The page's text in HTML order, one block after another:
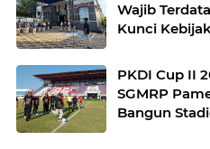
Wajib
Kunci
PKDI Cup II
SGMRP
Bangun